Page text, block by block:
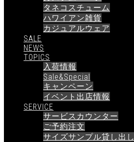
タネコスチューム
ハワイアン雑貨
カジュアルウェア
SALE
NEWS
TOPICS
入荷情報
Sale&Special
キャンペーン
イベント出店情報
SERVICE
サービスカウンター
ご予約注文
サイズサンプル貸し出し